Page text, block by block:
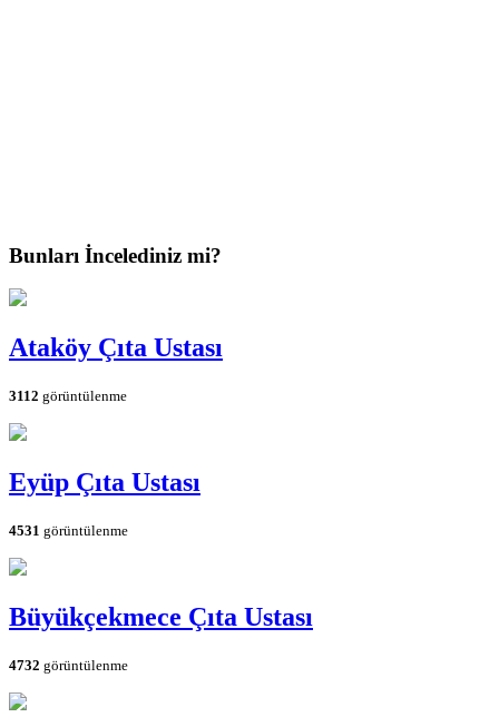
Bunları İncelediniz mi?
Ataköy Çıta Ustası
3112 görüntülenme
Eyüp Çıta Ustası
4531 görüntülenme
Büyükçekmece Çıta Ustası
4732 görüntülenme